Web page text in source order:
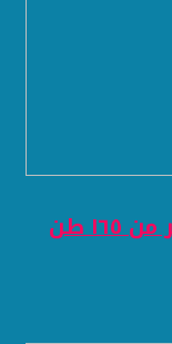
حي شرق يكثف جهوده برفع أكثر من ١٦٥ طن